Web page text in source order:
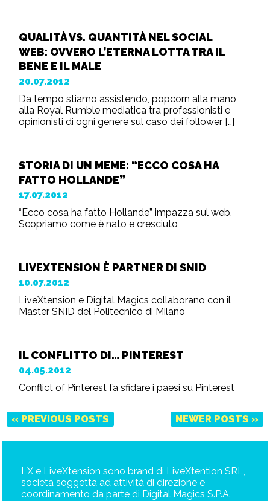
QUALITÀ VS. QUANTITÀ NEL SOCIAL
WEB: OVVERO L’ETERNA LOTTA TRA IL
BENE E IL MALE
20.07.2012
Da tempo stiamo assistendo, popcorn alla mano,
alla Royal Rumble mediatica tra professionisti e
opinionisti di ogni genere sul caso dei follower […]
STORIA DI UN MEME: “ECCO COSA HA
FATTO HOLLANDE”
17.07.2012
“Ecco cosa ha fatto Hollande” impazza sul web.
Scopriamo come è nato e cresciuto
LIVEXTENSION È PARTNER DI SNID
10.07.2012
LiveXtension e Digital Magics collaborano con il
Master SNID del Politecnico di Milano
IL CONFLITTO DI… PINTEREST
04.05.2012
Conflict of Pinterest fa sfidare i paesi su Pinterest
« PREVIOUS POSTS NEWER POSTS »
LX e LiveXtension sono brand di LiveXtention SRL,
società soggetta ad attività di direzione e
coordinamento da parte di Digital Magics S.P.A.